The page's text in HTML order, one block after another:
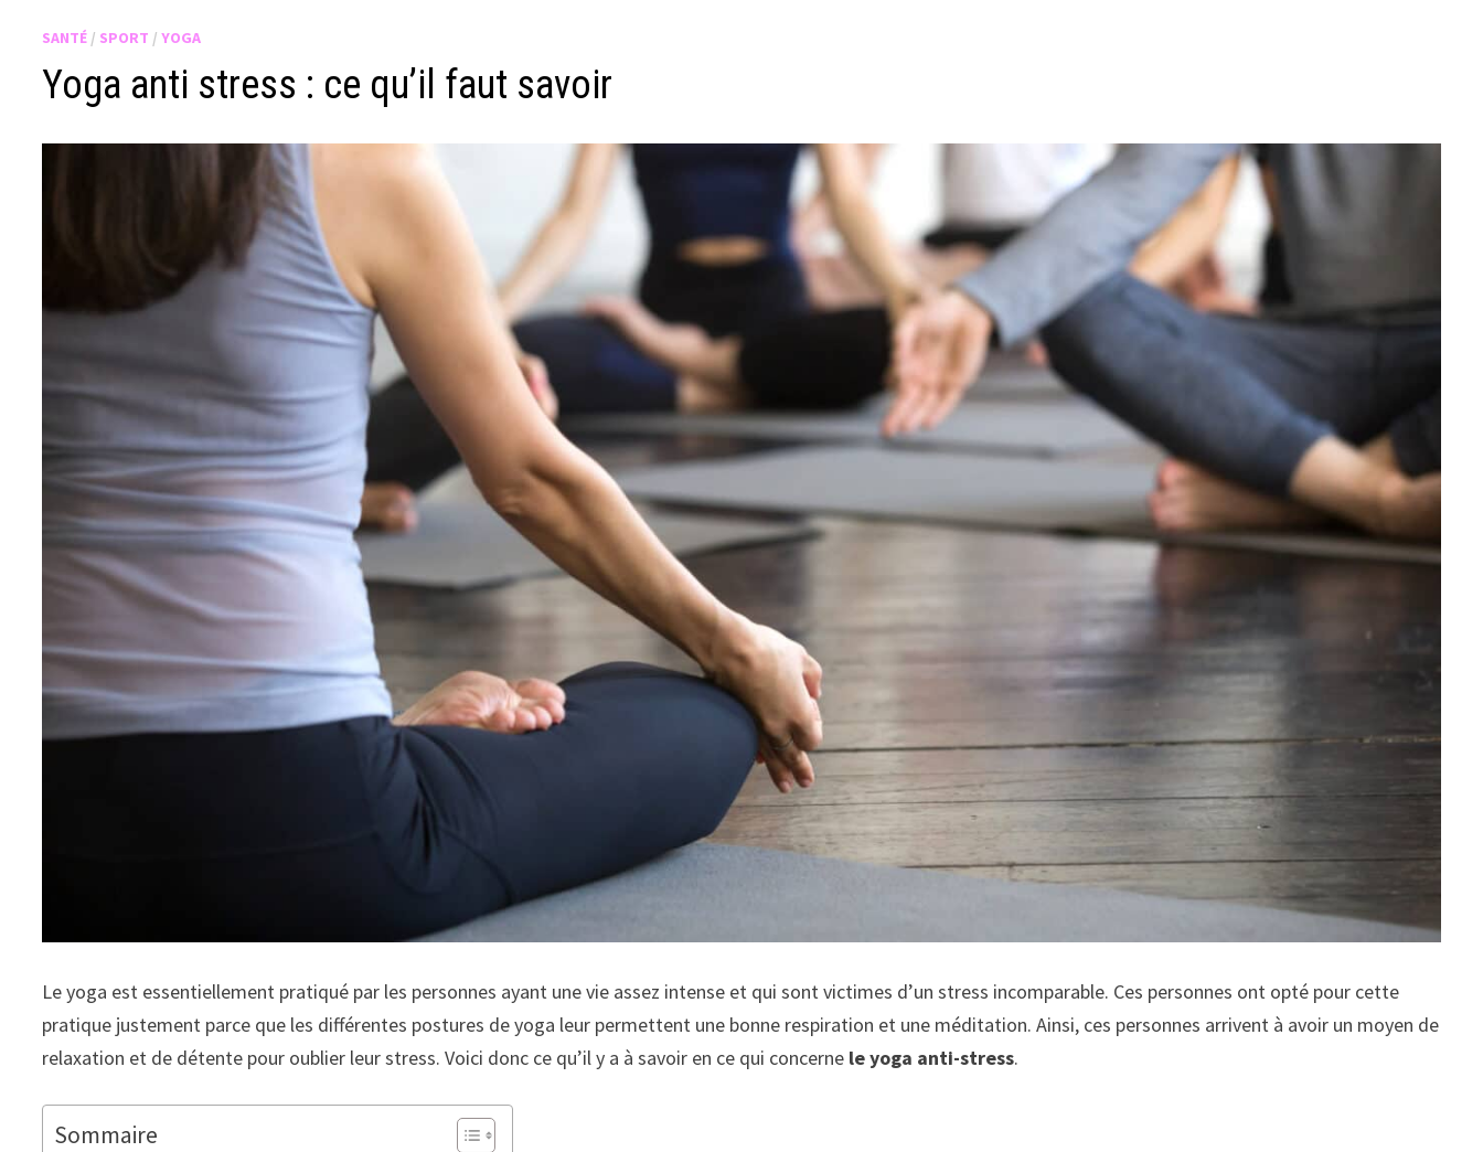
SANTÉ / SPORT /YOGA
Yoga anti stress : ce qu’il faut savoir
Le yoga est essentiellement pratiqué par les personnes ayant une vie assez intense et qui sont victimes d’un stress incomparable. Ces personnes ont opté pour cette
pratique justement parce que les différentes postures de yoga leur permettent une bonne respiration et une méditation. Ainsi, ces personnes arrivent à avoir un moyen de
relaxation et de détente pour oublier leur stress. Voici donc ce qu’il y a à savoir en ce qui concerne le yoga anti-stress.
Sommaire